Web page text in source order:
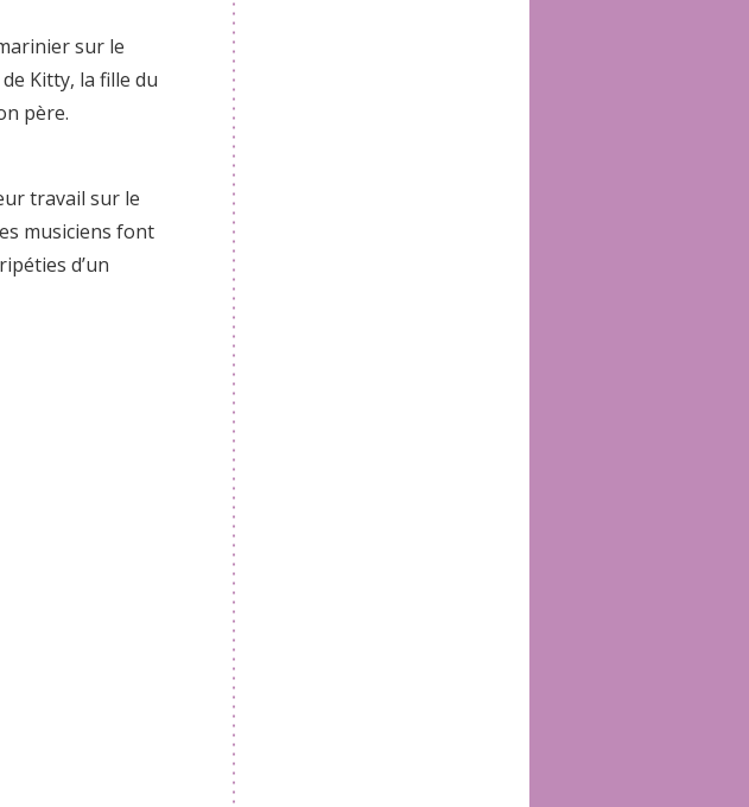
sur le
Kitty, la fille du
père.
travail sur le
musiciens font
d’un